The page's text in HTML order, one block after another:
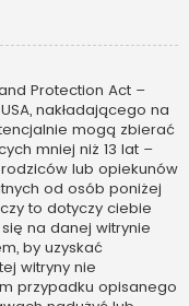
Protection Act –
nakładającego na
mogą zbierać
mniej niż 13 lat –
lub opiekunów
od osób poniżej
to dotyczy ciebie
na danej witrynie
by uzyskać
witryny nie
przypadku opisanego